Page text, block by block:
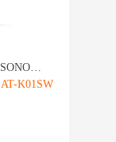
江苏康尚 指夹式脉搏血氧仪 SONOSAT
K01SW